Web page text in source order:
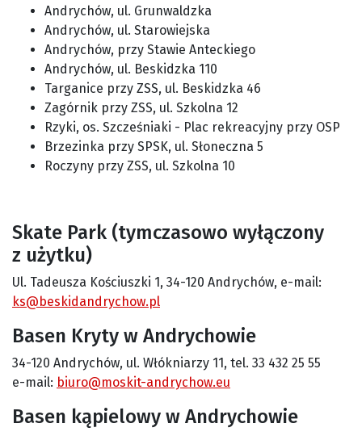
Andrychów, ul. Grunwaldzka
Andrychów, ul. Starowiejska
Andrychów, przy Stawie Anteckiego
Andrychów, ul. Beskidzka 110
Targanice przy ZSS, ul. Beskidzka 46
Zagórnik przy ZSS, ul. Szkolna 12
Rzyki, os. Szcześniaki - Plac rekreacyjny przy OSP
Brzezinka przy SPSK, ul. Słoneczna 5
Roczyny przy ZSS, ul. Szkolna 10
Skate Park (tymczasowo wyłączony
z użytku)
Ul. Tadeusza Kościuszki 1, 34-120 Andrychów, e-mail:
ks@beskidandrychow.pl
Basen Kryty w Andrychowie
34-120 Andrychów, ul. Włókniarzy 11, tel. 33 432 25 55
e-mail: biuro@moskit-andrychow.eu
Basen kąpielowy w Andrychowie